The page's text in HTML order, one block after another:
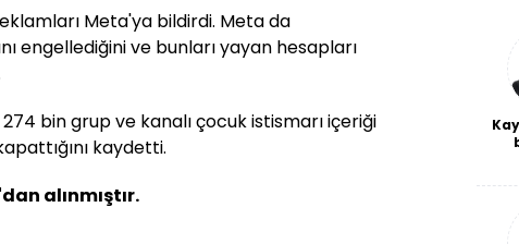
Meta'ya bildirdi. Meta da
engellediğini ve bunları yayan hesapları
bin grup ve kanalı çocuk istismarı içeriği
kaydetti.
alınmıştır.